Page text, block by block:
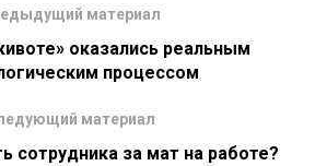
материал
оказались реальным
процессом
материал
сотрудника за мат на работе?